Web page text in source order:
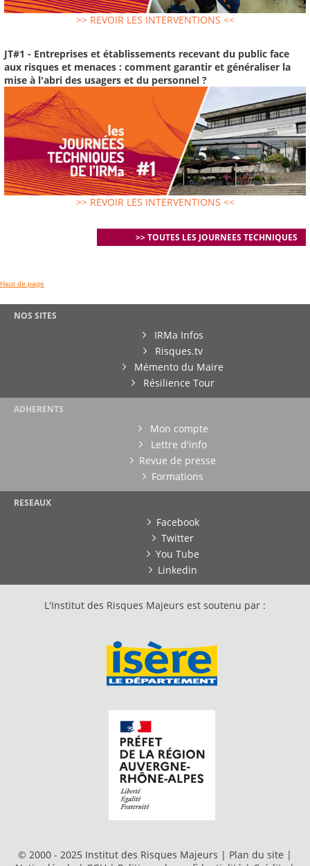
>> REVOIR LES INTERVENTIONS <<
JT#1 - Entreprises et établissements recevant du public face
aux risques et menaces : comment garantir et généraliser la
mise à l'abri des usagers et du personnel ?
>> REVOIR LES INTERVENTIONS <<
>> TOUTES LES JOURNEES TECHNIQUES
Haut de page
NOS SITES
IRMa Infos
Risques.tv
Mémento du Maire
Résilience Tour
ADHERENTS
Mon compte
Lettre d'info
Revue de presse
Formations
RESEAUX
Facebook
Twitter
You Tube
Linkedin
L'Institut des Risques Majeurs est soutenu par :
© 2000 - 2025 Institut des Risques Majeurs | Plan du site |